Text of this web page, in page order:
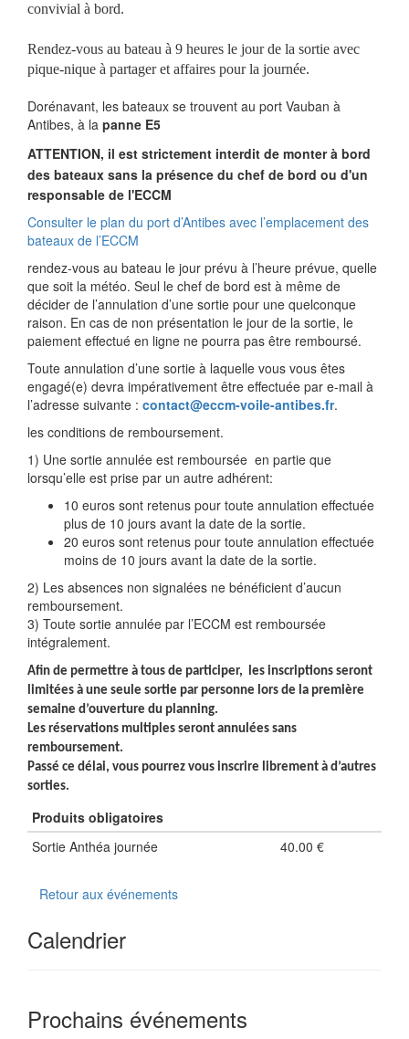
convivial à bord.
Rendez-vous au bateau à 9 heures le jour de la sortie avec
pique-nique à partager et affaires pour la journée.
Dorénavant, les bateaux se trouvent au port Vauban à
Antibes, à la panne E5
ATTENTION, il est strictement interdit de monter à bord
des bateaux sans la présence du chef de bord ou d'un
responsable de l'ECCM
Consulter le plan du port d’Antibes avec l’emplacement des
bateaux de l’ECCM
rendez-vous au bateau le jour prévu à l’heure prévue, quelle
que soit la météo. Seul le chef de bord est à même de
décider de l’annulation d’une sortie pour une quelconque
raison. En cas de non présentation le jour de la sortie, le
paiement effectué en ligne ne pourra pas être remboursé.
Toute annulation d’une sortie à laquelle vous vous êtes
engagé(e) devra impérativement être effectuée par e-mail à
l’adresse suivante : contact@eccm-voile-antibes.fr.
les conditions de remboursement.
1) Une sortie annulée est remboursée en partie que
lorsqu’elle est prise par un autre adhérent:
10 euros sont retenus pour toute annulation effectuée
plus de 10 jours avant la date de la sortie.
20 euros sont retenus pour toute annulation effectuée
moins de 10 jours avant la date de la sortie.
2) Les absences non signalées ne bénéficient d’aucun
remboursement.
3) Toute sortie annulée par l’ECCM est remboursée
intégralement.
Afin de permettre à tous de participer, les inscriptions seront
limitées à une seule sortie par personne lors de la première
semaine d’ouverture du planning.
Les réservations multiples seront annulées sans
remboursement.
Passé ce délai, vous pourrez vous inscrire librement à d’autres
sorties.
Produits obligatoires
Sortie Anthéa journée
40.00 €
Retour aux événements
Calendrier
Prochains événements